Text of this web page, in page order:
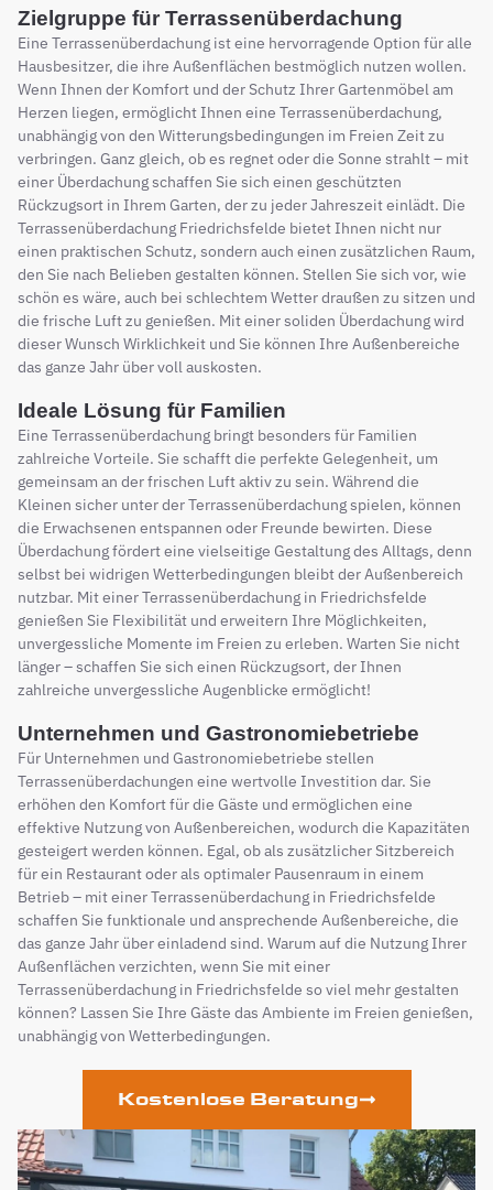
Zielgruppe für Terrassenüberdachung
Eine Terrassenüberdachung ist eine hervorragende Option für alle
Hausbesitzer, die ihre Außenflächen bestmöglich nutzen wollen.
Wenn Ihnen der Komfort und der Schutz Ihrer Gartenmöbel am
Herzen liegen, ermöglicht Ihnen eine Terrassenüberdachung,
unabhängig von den Witterungsbedingungen im Freien Zeit zu
verbringen. Ganz gleich, ob es regnet oder die Sonne strahlt – mit
einer Überdachung schaffen Sie sich einen geschützten
Rückzugsort in Ihrem Garten, der zu jeder Jahreszeit einlädt. Die
Terrassenüberdachung Friedrichsfelde bietet Ihnen nicht nur
einen praktischen Schutz, sondern auch einen zusätzlichen Raum,
den Sie nach Belieben gestalten können. Stellen Sie sich vor, wie
schön es wäre, auch bei schlechtem Wetter draußen zu sitzen und
die frische Luft zu genießen. Mit einer soliden Überdachung wird
dieser Wunsch Wirklichkeit und Sie können Ihre Außenbereiche
das ganze Jahr über voll auskosten.
Ideale Lösung für Familien
Eine Terrassenüberdachung bringt besonders für Familien
zahlreiche Vorteile. Sie schafft die perfekte Gelegenheit, um
gemeinsam an der frischen Luft aktiv zu sein. Während die
Kleinen sicher unter der Terrassenüberdachung spielen, können
die Erwachsenen entspannen oder Freunde bewirten. Diese
Überdachung fördert eine vielseitige Gestaltung des Alltags, denn
selbst bei widrigen Wetterbedingungen bleibt der Außenbereich
nutzbar. Mit einer Terrassenüberdachung in Friedrichsfelde
genießen Sie Flexibilität und erweitern Ihre Möglichkeiten,
unvergessliche Momente im Freien zu erleben. Warten Sie nicht
länger – schaffen Sie sich einen Rückzugsort, der Ihnen
zahlreiche unvergessliche Augenblicke ermöglicht!
Unternehmen und Gastronomiebetriebe
Für Unternehmen und Gastronomiebetriebe stellen
Terrassenüberdachungen eine wertvolle Investition dar. Sie
erhöhen den Komfort für die Gäste und ermöglichen eine
effektive Nutzung von Außenbereichen, wodurch die Kapazitäten
gesteigert werden können. Egal, ob als zusätzlicher Sitzbereich
für ein Restaurant oder als optimaler Pausenraum in einem
Betrieb – mit einer Terrassenüberdachung in Friedrichsfelde
schaffen Sie funktionale und ansprechende Außenbereiche, die
das ganze Jahr über einladend sind. Warum auf die Nutzung Ihrer
Außenflächen verzichten, wenn Sie mit einer
Terrassenüberdachung in Friedrichsfelde so viel mehr gestalten
können? Lassen Sie Ihre Gäste das Ambiente im Freien genießen,
unabhängig von Wetterbedingungen.
Kostenlose Beratung